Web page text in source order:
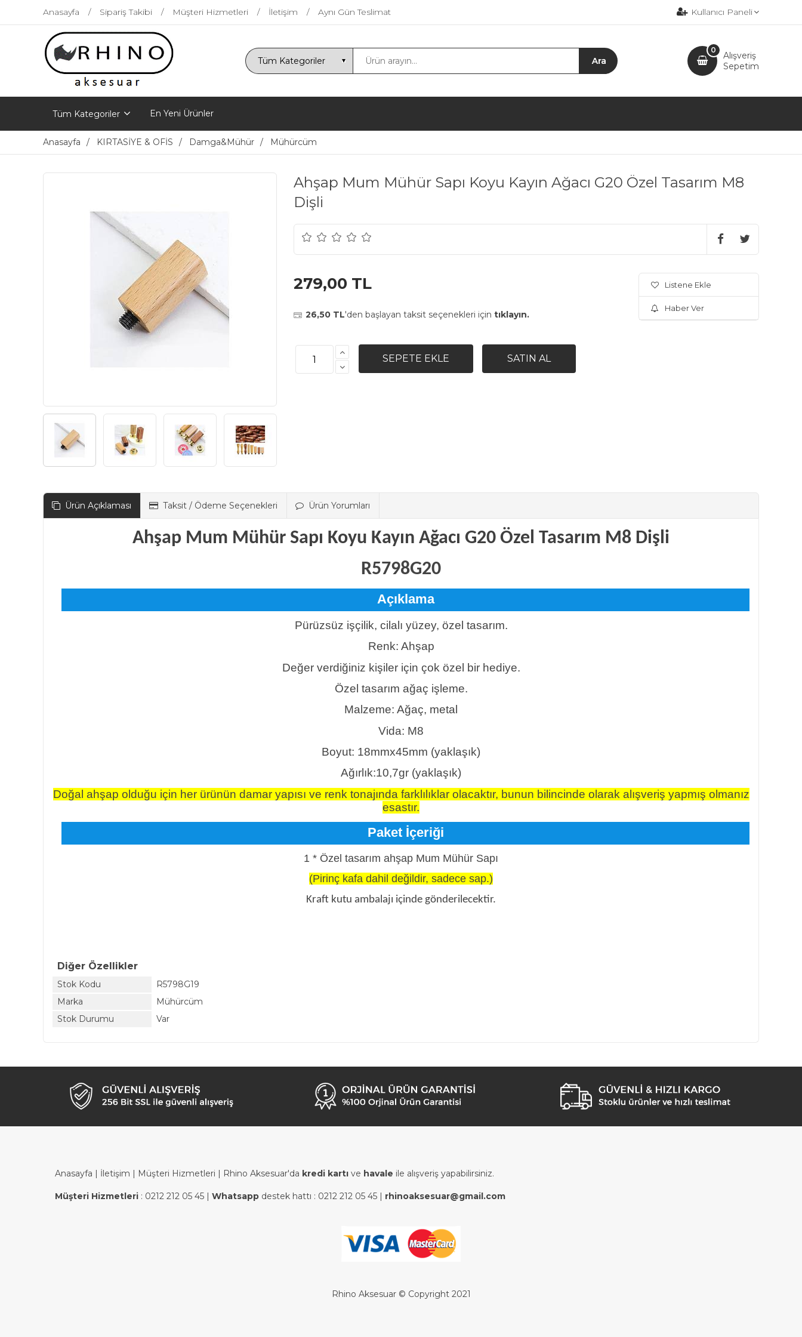
Anasayfa Sipariş Takibi Müşteri Hizmetleri İletişim Aynı Gün Teslimat Kullanıcı Paneli
Alışveriş
Sepetim
0
Tüm Kategoriler En Yeni Ürünler
Anasayfa KIRTASİYE & OFİS Damga&Mühür Mühürcüm
Ahşap Mum Mühür Sapı Koyu Kayın Ağacı G20 Özel Tasarım M8
Dişli
279,00 TL
26,50 TL'den başlayan taksit seçenekleri için tıklayın.
Listene Ekle
Haber Ver
Ürün Açıklaması Taksit / Ödeme Seçenekleri Ürün Yorumları
Ahşap Mum Mühür Sapı Koyu Kayın Ağacı G20 Özel Tasarım M8 Dişli
R5798G20
Açıklama
Pürüzsüz işçilik, cilalı yüzey, özel tasarım.
Renk: Ahşap
Değer verdiğiniz kişiler için çok özel bir hediye.
Özel tasarım ağaç işleme.
Malzeme: Ağaç, metal
Vida: M8
Boyut: 18mmx45mm (yaklaşık)
Ağırlık:10,7gr (yaklaşık)
Doğal ahşap olduğu için her ürünün damar yapısı ve renk tonajında farklılıklar olacaktır, bunun bilincinde olarak alışveriş yapmış olmanız
esastır.
Paket İçeriği
1 * Özel tasarım ahşap Mum Mühür Sapı
(Pirinç kafa dahil değildir, sadece sap.)
Kraft kutu ambalajı içinde gönderilecektir.
Diğer Özellikler
Stok Kodu
R5798G19
Marka
Mühürcüm
Stok Durumu
Var
Anasayfa | İletişim | Müşteri Hizmetleri | Rhino Aksesuar'da kredi kartı ve havale ile alışveriş yapabilirsiniz.
Müşteri Hizmetleri : 0212 212 05 45 | Whatsapp destek hattı : 0212 212 05 45 | rhinoaksesuar@gmail.com
Rhino Aksesuar © Copyright 2021